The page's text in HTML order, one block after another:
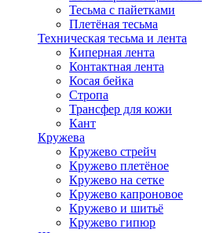
Тесьма с пайетками
Плетёная тесьма
Техническая тесьма и лента
Киперная лента
Контактная лента
Косая бейка
Стропа
Трансфер для кожи
Кант
Кружева
Кружево стрейч
Кружево плетёное
Кружево на сетке
Кружево капроновое
Кружево и шитьё
Кружево гипюр